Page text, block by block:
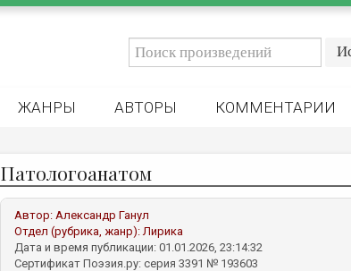
ЖАНРЫ АВТОРЫ КОММЕНТАРИИ
Патологоанатом
Автор: Александр Ганул
Отдел (рубрика, жанр):Лирика
Дата и время публикации: 01.01.2026, 23:14:32
Сертификат Поэзия.ру: серия 3391 № 193603